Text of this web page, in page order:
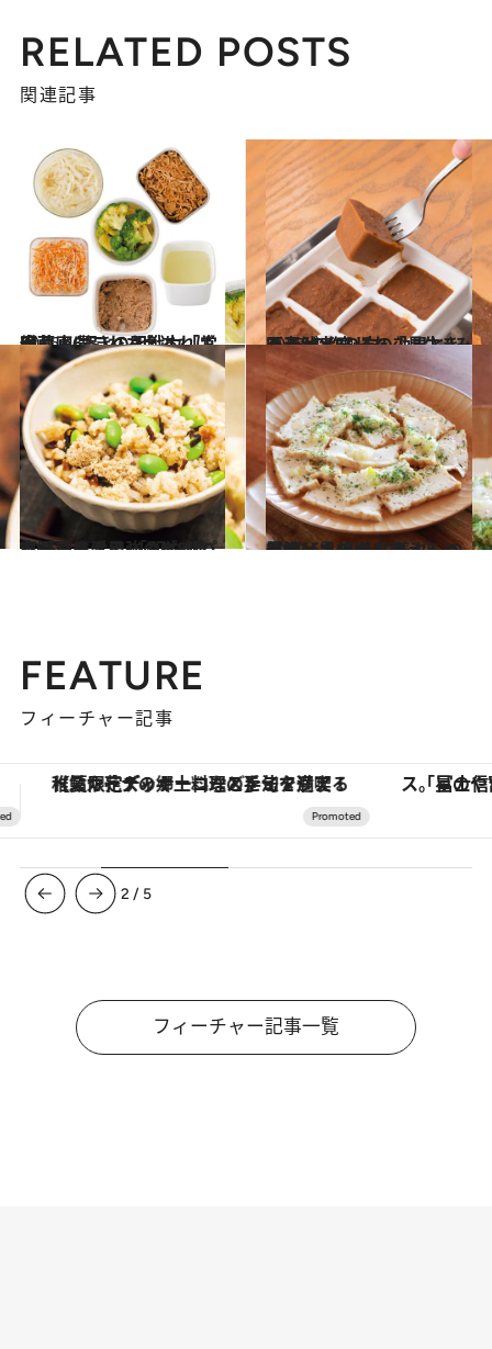
RELATED POSTS
関連記事
2016.4.15
冷蔵庫にこれさえあれば安心！ 驚きの即戦力「常備菜」6品レシピ
グルメ 2018.12.29
医者が考案した「長生きみそ汁」 みその効果と“みそ玉”の作り方
グルメ
2019.4.8
高野豆腐は最強のダイエットフード！ 「即やせパウダー」活用レシピ2選
ライフスタイル 2019.6.3
山椒、黒胡椒を加えると美味しさ倍増 生姜ダレの厚揚げカルパッチョレシピ
グルメ
FEATURE
フィーチャー記事
「星のや富士」でデジタルデトックス。冨士信仰の歴史を辿り、心身を調える。 ヴァシュロン・コンスタンタ
3 / 5
フィーチャー記事一覧